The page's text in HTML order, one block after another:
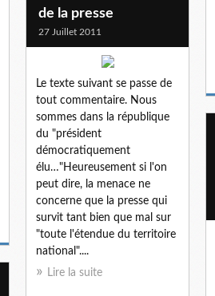
de la presse
27 Juillet 2011
Le texte suivant se passe de
tout commentaire. Nous
sommes dans la république
du "président
démocratiquement
élu…"Heureusement si l'on
peut dire, la menace ne
concerne que la presse qui
survit tant bien que mal sur
"toute l'étendue du territoire
national"....
Lire la suite